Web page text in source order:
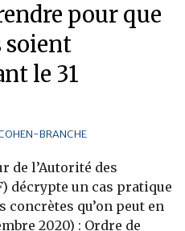
pour que
soient
le 31
BRANCHE
de l’Autorité des
décrypte un cas pratique
concrètes qu’on peut en
2020) : Ordre de